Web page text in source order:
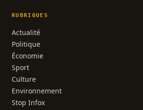
RUBRIQUES
Actualité
Politique
Économie
Sport
Culture
Environnement
Stop Infox